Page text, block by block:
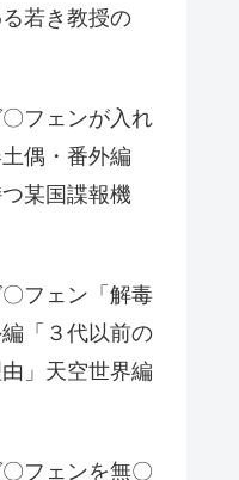
若き教授の
フェンが入れ
偶・番外編
某国諜報機
フェン「解毒
「３代以前の
」天空世界編
フェンを無〇